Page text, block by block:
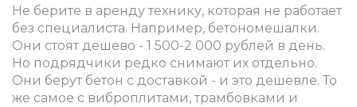
Не берите в аренду технику, которая не работает
без специалиста. Например, бетономешалки.
Они стоят дешево - 1 500-2 000 рублей в день.
Но подрядчики редко снимают их отдельно.
Они берут бетон с доставкой - и это дешевле. То
же самое с виброплитами, трамбовками и